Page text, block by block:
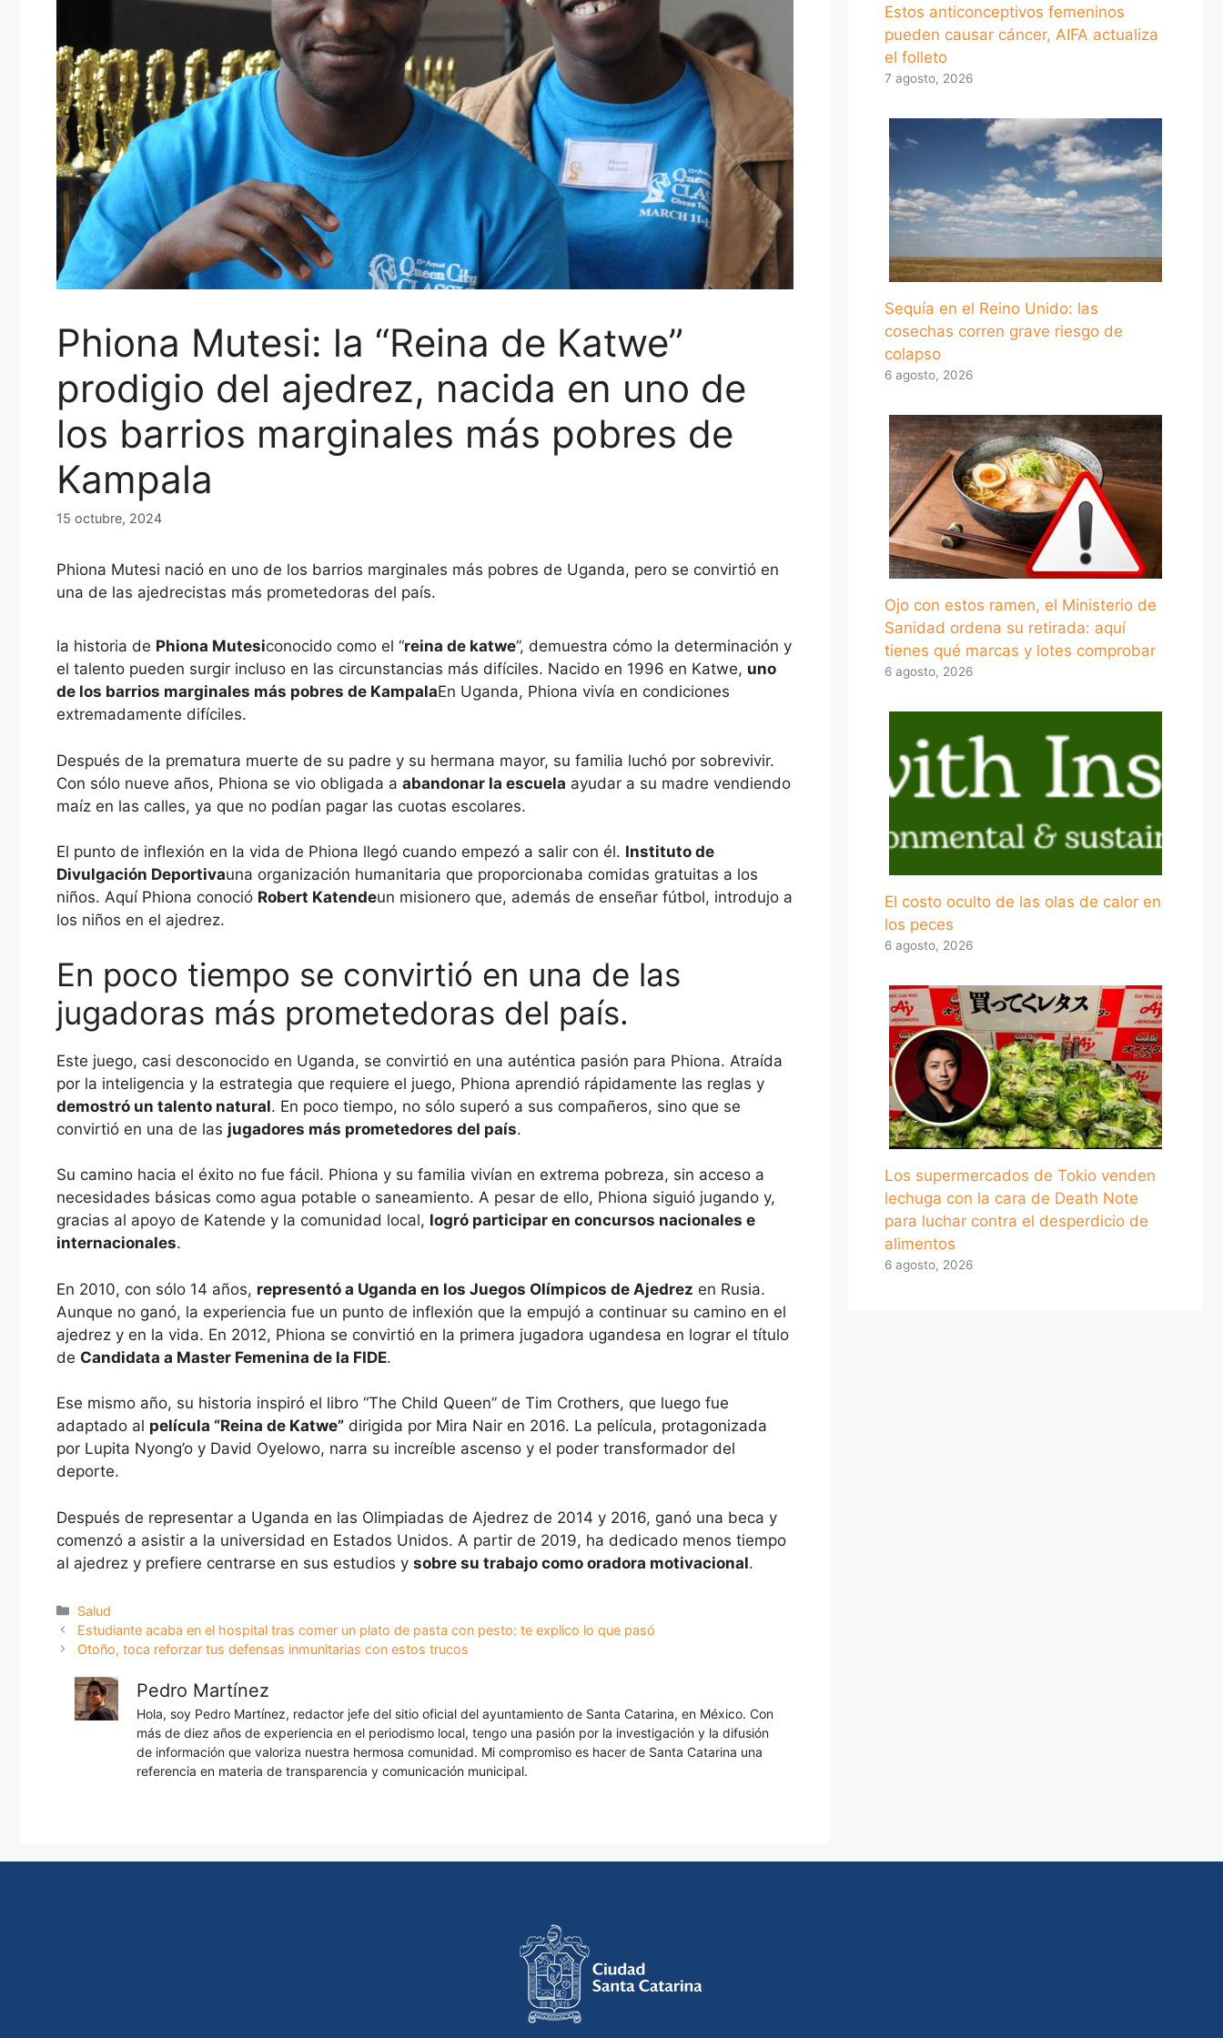
Phiona Mutesi: la “Reina de Katwe”
prodigio del ajedrez, nacida en uno de
los barrios marginales más pobres de
Kampala
15 octubre, 2024
Phiona Mutesi nació en uno de los barrios marginales más pobres de Uganda, pero se convirtió en
una de las ajedrecistas más prometedoras del país.
la historia de Phiona Mutesiconocido como el “reina de katwe”, demuestra cómo la determinación y
el talento pueden surgir incluso en las circunstancias más difíciles. Nacido en 1996 en Katwe, uno
de los barrios marginales más pobres de KampalaEn Uganda, Phiona vivía en condiciones
extremadamente difíciles.
Después de la prematura muerte de su padre y su hermana mayor, su familia luchó por sobrevivir.
Con sólo nueve años, Phiona se vio obligada a abandonar la escuela ayudar a su madre vendiendo
maíz en las calles, ya que no podían pagar las cuotas escolares.
El punto de inflexión en la vida de Phiona llegó cuando empezó a salir con él. Instituto de
Divulgación Deportivauna organización humanitaria que proporcionaba comidas gratuitas a los
niños. Aquí Phiona conoció Robert Katendeun misionero que, además de enseñar fútbol, ​​introdujo a
los niños en el ajedrez.
En poco tiempo se convirtió en una de las
jugadoras más prometedoras del país.
Este juego, casi desconocido en Uganda, se convirtió en una auténtica pasión para Phiona. Atraída
por la inteligencia y la estrategia que requiere el juego, Phiona aprendió rápidamente las reglas y
demostró un talento natural. En poco tiempo, no sólo superó a sus compañeros, sino que se
convirtió en una de las jugadores más prometedores del país.
Su camino hacia el éxito no fue fácil. Phiona y su familia vivían en extrema pobreza, sin acceso a
necesidades básicas como agua potable o saneamiento. A pesar de ello, Phiona siguió jugando y,
gracias al apoyo de Katende y la comunidad local, logró participar en concursos nacionales e
internacionales.
En 2010, con sólo 14 años, representó a Uganda en los Juegos Olímpicos de Ajedrez en Rusia.
Aunque no ganó, la experiencia fue un punto de inflexión que la empujó a continuar su camino en el
ajedrez y en la vida. En 2012, Phiona se convirtió en la primera jugadora ugandesa en lograr el título
de Candidata a Master Femenina de la FIDE.
Ese mismo año, su historia inspiró el libro “The Child Queen” de Tim Crothers, que luego fue
adaptado al película “Reina de Katwe” dirigida por Mira Nair en 2016. La película, protagonizada
por Lupita Nyong’o y David Oyelowo, narra su increíble ascenso y el poder transformador del
deporte.
Después de representar a Uganda en las Olimpiadas de Ajedrez de 2014 y 2016, ganó una beca y
comenzó a asistir a la universidad en Estados Unidos. A partir de 2019, ha dedicado menos tiempo
al ajedrez y prefiere centrarse en sus estudios y sobre su trabajo como oradora motivacional.
Categorías
Salud
Estudiante acaba en el hospital tras comer un plato de pasta con pesto: te explico lo que pasó
Otoño, toca reforzar tus defensas inmunitarias con estos trucos
Pedro Martínez
Hola, soy Pedro Martínez, redactor jefe del sitio oficial del ayuntamiento de Santa Catarina, en México. Con
más de diez años de experiencia en el periodismo local, tengo una pasión por la investigación y la difusión
de información que valoriza nuestra hermosa comunidad. Mi compromiso es hacer de Santa Catarina una
referencia en materia de transparencia y comunicación municipal.
Estos anticonceptivos femeninos
pueden causar cáncer, AIFA actualiza
el folleto
7 agosto, 2026
Sequía en el Reino Unido: las
cosechas corren grave riesgo de
colapso
6 agosto, 2026
Ojo con estos ramen, el Ministerio de
Sanidad ordena su retirada: aquí
tienes qué marcas y lotes comprobar
6 agosto, 2026
El costo oculto de las olas de calor en
los peces
6 agosto, 2026
Los supermercados de Tokio venden
lechuga con la cara de Death Note
para luchar contra el desperdicio de
alimentos
6 agosto, 2026